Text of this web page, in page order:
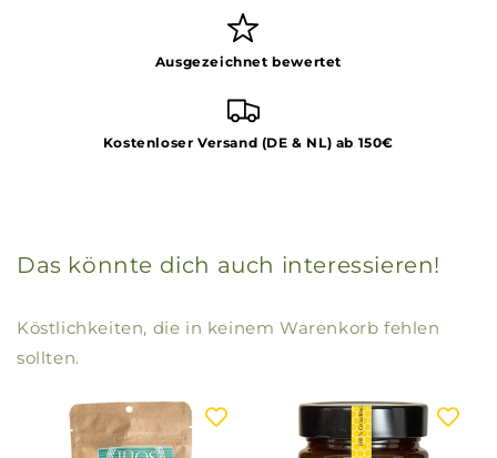
Ausgezeichnet bewertet
Kostenloser Versand (DE & NL) ab 150€
Das könnte dich auch interessieren!
Köstlichkeiten, die in keinem Warenkorb fehlen
sollten.